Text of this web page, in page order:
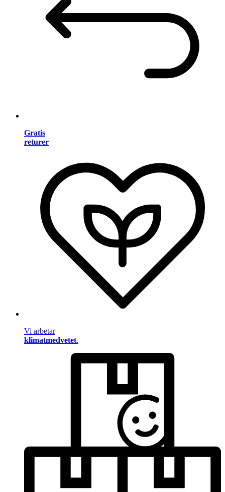
Gratis
returer
Vi arbetar
klimatmedvetet.